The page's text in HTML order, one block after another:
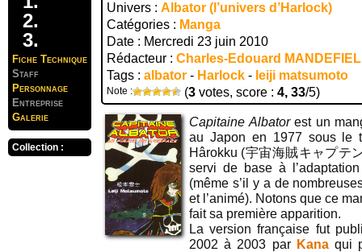
Fiche Technique
Staff
Personnage
Entreprise
Galerie
Collection :
Univers : Albator (l’univers d’Harlock)
Catégories : Manga
Date : Mercredi 23 juin 2010
Rédacteur : Charles-Edouard
Tags : albator - Harlock - leiji matsumoto
Note : (3 votes, score : 4, 33/5)
Capitaine Albatorest un
au Japon en 1977 sous le
Hârokku (宇宙海賊キャプテ
servi de base à
(même s’il y a de
et l’animé). Notons que ce
fait sa première apparition.
La version française fut
2002 à 2003 par Kanaqui